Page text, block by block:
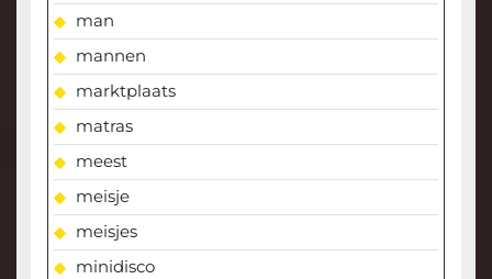
man
mannen
marktplaats
matras
meest
meisje
meisjes
minidisco